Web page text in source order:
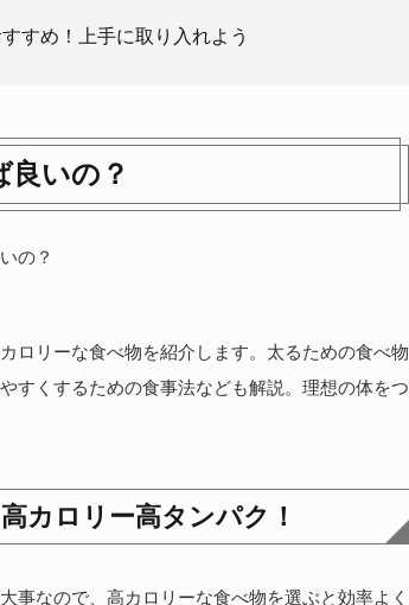
すめ！上手に取り入れよう
いの？
の？
ロリーな食べ物を紹介します。太るための食べ物
すくするための食事法なども解説。理想の体をつ
カロリー高タンパク！
事なので、高カロリーな食べ物を選ぶと効率よく